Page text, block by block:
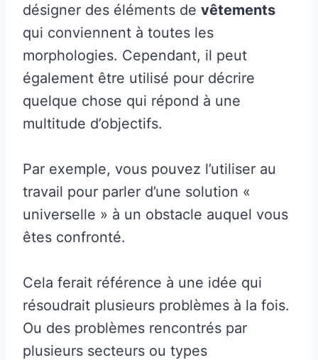
désigner des éléments de vêtements
qui conviennent à toutes les
morphologies. Cependant, il peut
également être utilisé pour décrire
quelque chose qui répond à une
multitude d’objectifs.
Par exemple, vous pouvez l’utiliser au
travail pour parler d’une solution «
universelle » à un obstacle auquel vous
êtes confronté.
Cela ferait référence à une idée qui
résoudrait plusieurs problèmes à la fois.
Ou des problèmes rencontrés par
plusieurs secteurs ou types